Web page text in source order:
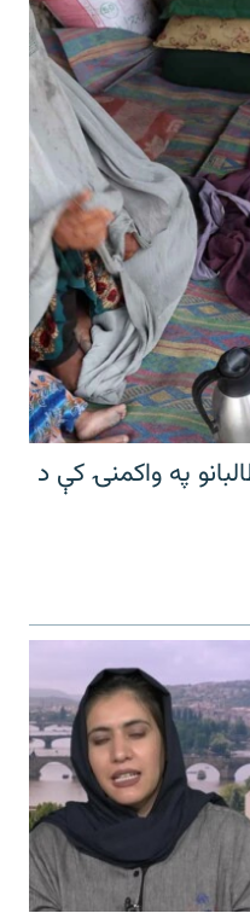
په واکمنۍ کې د